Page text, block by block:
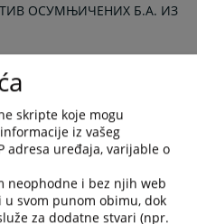
ОСУМЊИЧЕНИХ Б.А. ИЗ
некретнине у
58 0 Ип 129309 23 Ип 2
за дан четвртак,
09,00 сати
skripte koje mogu
iz vašeg
adresa uređaja, varijable o
neophodne i bez njih web
svom punom obimu, dok
za dodatne stvari (npr.